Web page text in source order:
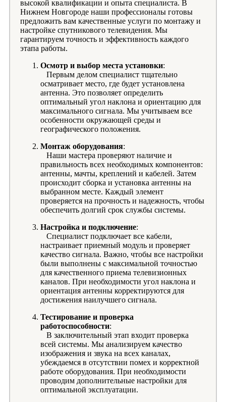
высокой квалификации и опыта специалиста. В
Нижнем Новгороде наши профессионалы готовы
предложить вам качественные услуги по монтажу и
настройке спутникового телевидения. Мы
гарантируем точность и эффективность каждого
этапа работы.
Осмотр и выбор места установки:
Первым делом специалист тщательно
осматривает место, где будет установлена
антенна. Это позволяет определить
оптимальный угол наклона и ориентацию для
максимального сигнала. Мы учитываем все
особенности окружающей среды и
географического положения.
Монтаж оборудования:
Наши мастера проверяют наличие и
правильность всех необходимых компонентов:
антенны, мачты, креплений и кабелей. Затем
происходит сборка и установка антенны на
выбранном месте. Каждый элемент
проверяется на прочность и надежность, чтобы
обеспечить долгий срок службы системы.
Настройка и подключение:
Специалист подключает все кабели,
настраивает приемный модуль и проверяет
качество сигнала. Важно, чтобы все настройки
были выполнены с максимальной точностью
для качественного приема телевизионных
каналов. При необходимости угол наклона и
ориентация антенны корректируются для
достижения наилучшего сигнала.
Тестирование и проверка
работоспособности:
В заключительный этап входит проверка
всей системы. Мы анализируем качество
изображения и звука на всех каналах,
убеждаемся в отсутствии помех и корректной
работе оборудования. При необходимости
проводим дополнительные настройки для
оптимальной эксплуатации.